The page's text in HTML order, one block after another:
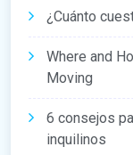
¿Cuánto
Where and
Moving
6 consejos
inquilinos